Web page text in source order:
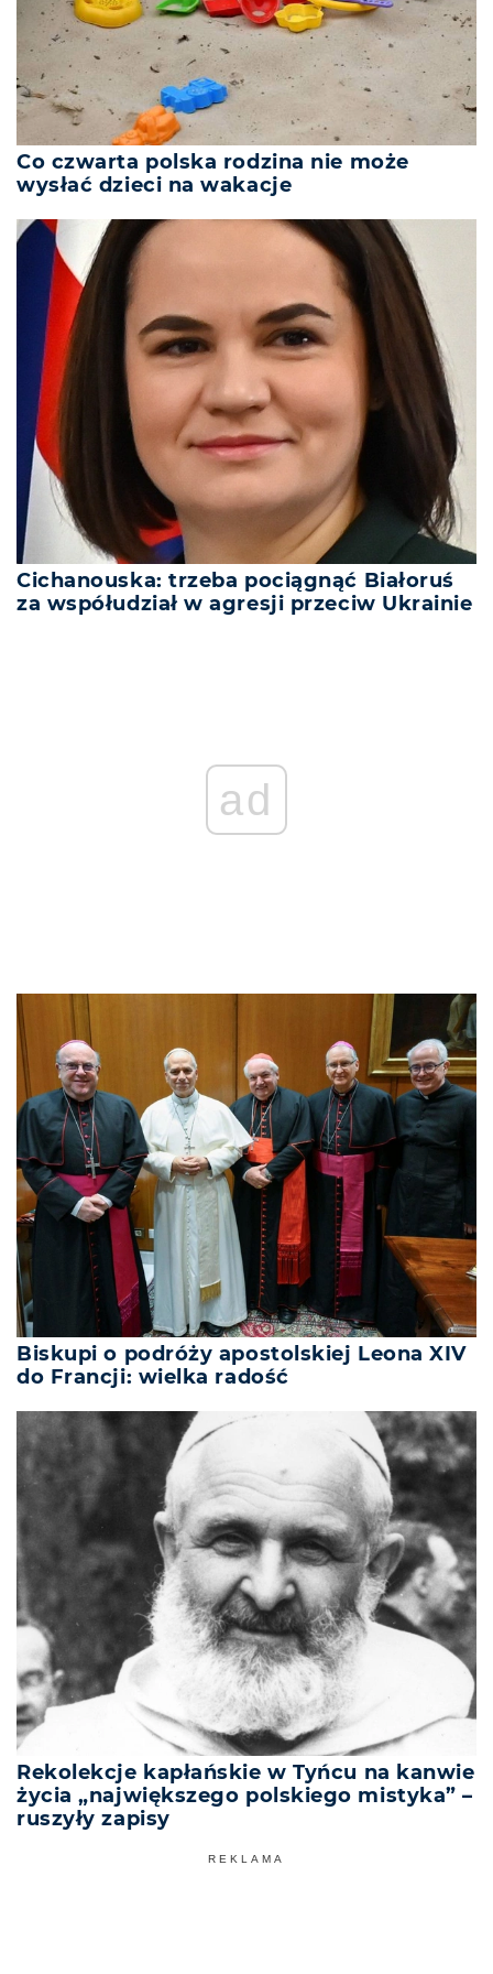
Co czwarta polska rodzina nie może
wysłać dzieci na wakacje
Cichanouska: trzeba pociągnąć Białoruś
za współudział w agresji przeciw Ukrainie
ad
Biskupi o podróży apostolskiej Leona XIV
do Francji: wielka radość
Rekolekcje kapłańskie w Tyńcu na kanwie
życia „największego polskiego mistyka” –
ruszyły zapisy
REKLAMA